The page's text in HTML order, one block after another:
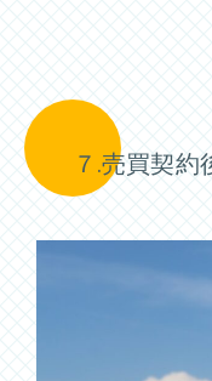
７.売買契約